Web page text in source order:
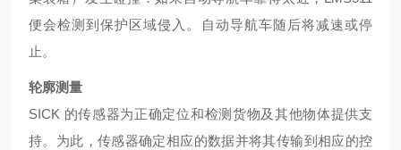
便会检测到保护区域侵入。自动导航车随后将减速或停
止。
轮廓测量
SICK 的传感器为正确定位和检测货物及其他物体提供支
持。为此，传感器确定相应的数据并将其传输到相应的控